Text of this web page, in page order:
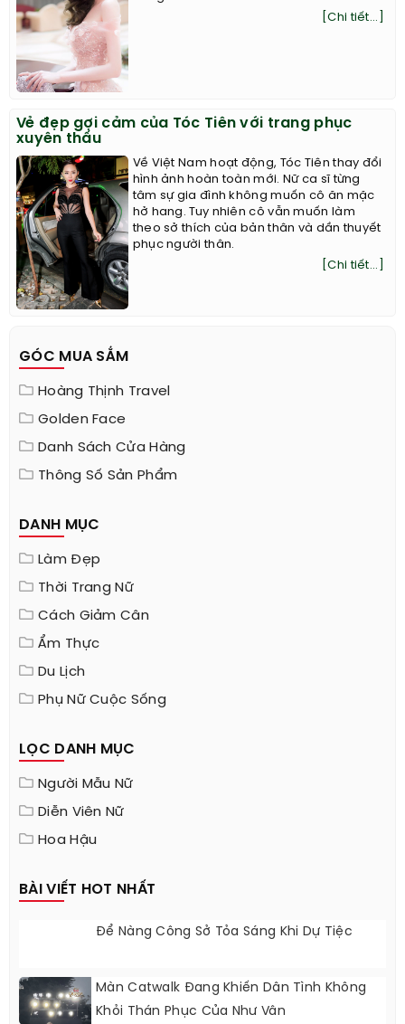
[Chi tiết...]
Vẻ đẹp gợi cảm của Tóc Tiên với trang phục
xuyên thấu
Về Việt Nam hoạt động, Tóc Tiên thay đổi
hình ảnh hoàn toàn mới. Nữ ca sĩ từng
tâm sự gia đình không muốn cô ăn mặc
hở hang. Tuy nhiên cô vẫn muốn làm
theo sở thích của bản thân và dần thuyết
phục người thân.
[Chi tiết...]
GÓC MUA SẮM
Hoàng Thịnh Travel
Golden Face
Danh Sách Cửa Hàng
Thông Số Sản Phẩm
DANH MỤC
Làm Đẹp
Thời Trang Nữ
Cách Giảm Cân
Ẩm Thực
Du Lịch
Phụ Nữ Cuộc Sống
LỌC DANH MỤC
Người Mẫu Nữ
Diễn Viên Nữ
Hoa Hậu
BÀI VIẾT HOT NHẤT
Để Nàng Công Sở Tỏa Sáng Khi Dự Tiệc
Màn Catwalk Đang Khiến Dân Tình Không
Khỏi Thán Phục Của Như Vân